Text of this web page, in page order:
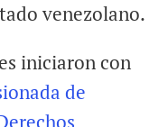
venezolano.
iniciaron con
de